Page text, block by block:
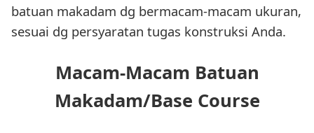
batuan makadam dg bermacam-macam ukuran,
sesuai dg persyaratan tugas konstruksi Anda.
Macam-Macam Batuan
Makadam/Base Course